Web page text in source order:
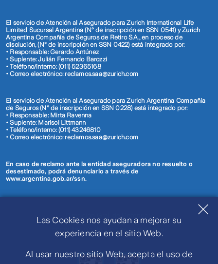
Las Cookies nos ayudan a mejorar su
experiencia en el sitio Web.
Al usar nuestro sitio Web, acepta el uso de
El servicio de Atención al Asegurado para Zurich International Life
Limited Sucursal Argentina (N° de inscripción en SSN 0541) y Zurich
Argentina Compañía de Seguros de Retiro S.A., en proceso de
disolución, (N° de inscripción en SSN 0422) está integrado por:
• Responsable: Gerardo Antúnez
• Suplente: Julián Fernando Barozzi
• Teléfono/interno: (011) 52365168
• Correo electrónico: reclamos.saa@zurich.com
El servicio de Atención al Asegurado para Zurich Argentina Compañía
de Seguros (N° de inscripción en SSN 0228) está integrado por:
• Responsable: Mirta Ravenna
• Suplente: Marisol Littmann
• Teléfono/interno: (011) 43246810
• Correo electrónico: reclamos.saa@zurich.com
En caso de reclamo ante la entidad aseguradora no resuelto o
desestimado, podrá denunciarlo a través de
www.argentina.gob.ar/ssn.
Dirección Gral. de Defensa y
Protección al Consumidor. Para
consultas y/o denuncias ingrese aquí